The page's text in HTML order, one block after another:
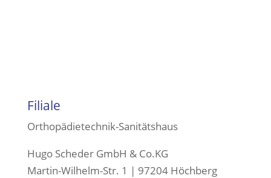
Filiale
Orthopädietechnik-Sanitätshaus
Hugo Scheder GmbH & Co.KG
Martin-Wilhelm-Str. 1 | 97204 Höchberg